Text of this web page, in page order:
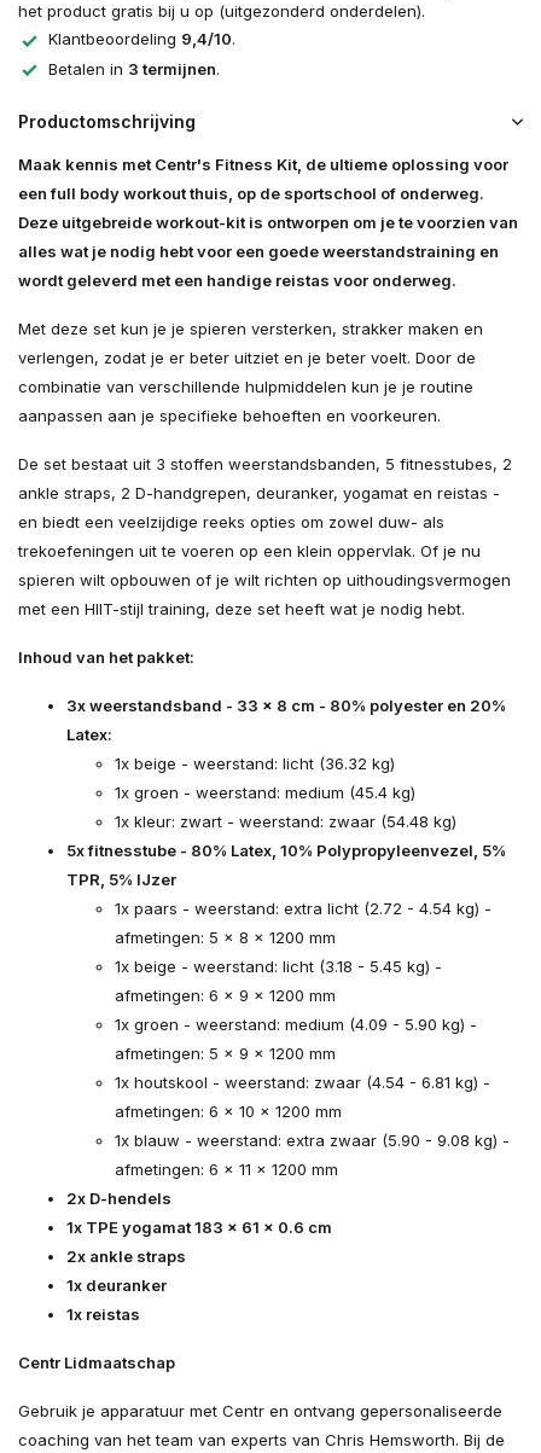
het product gratis bij u op (uitgezonderd onderdelen).
Klantbeoordeling 9,4/10.
Betalen in 3 termijnen.
Productomschrijving
Maak kennis met Centr's Fitness Kit, de ultieme oplossing voor
een full body workout thuis, op de sportschool of onderweg.
Deze uitgebreide workout-kit is ontworpen om je te voorzien van
alles wat je nodig hebt voor een goede weerstandstraining en
wordt geleverd met een handige reistas voor onderweg.
Met deze set kun je je spieren versterken, strakker maken en
verlengen, zodat je er beter uitziet en je beter voelt. Door de
combinatie van verschillende hulpmiddelen kun je je routine
aanpassen aan je specifieke behoeften en voorkeuren.
De set bestaat uit 3 stoffen weerstandsbanden, 5 fitnesstubes, 2
ankle straps, 2 D-handgrepen, deuranker, yogamat en reistas -
en biedt een veelzijdige reeks opties om zowel duw- als
trekoefeningen uit te voeren op een klein oppervlak. Of je nu
spieren wilt opbouwen of je wilt richten op uithoudingsvermogen
met een HIIT-stijl training, deze set heeft wat je nodig hebt.
Inhoud van het pakket:
3x weerstandsband - 33 x 8 cm - 80% polyester en 20%
Latex:
1x beige - weerstand: licht (36.32 kg)
1x groen - weerstand: medium (45.4 kg)
1x kleur: zwart - weerstand: zwaar (54.48 kg)
5x fitnesstube - 80% Latex, 10% Polypropyleenvezel, 5%
TPR, 5% IJzer
1x paars - weerstand: extra licht (2.72 - 4.54 kg) -
afmetingen: 5 x 8 x 1200 mm
1x beige - weerstand: licht (3.18 - 5.45 kg) -
afmetingen: 6 x 9 x 1200 mm
1x groen - weerstand: medium (4.09 - 5.90 kg) -
afmetingen: 5 x 9 x 1200 mm
1x houtskool - weerstand: zwaar (4.54 - 6.81 kg) -
afmetingen: 6 x 10 x 1200 mm
1x blauw - weerstand: extra zwaar (5.90 - 9.08 kg) -
afmetingen: 6 x 11 x 1200 mm
2x D-hendels
1x TPE yogamat 183 x 61 x 0.6 cm
2x ankle straps
1x deuranker
1x reistas
Centr Lidmaatschap
Gebruik je apparatuur met Centr en ontvang gepersonaliseerde
coaching van het team van experts van Chris Hemsworth. Bij de